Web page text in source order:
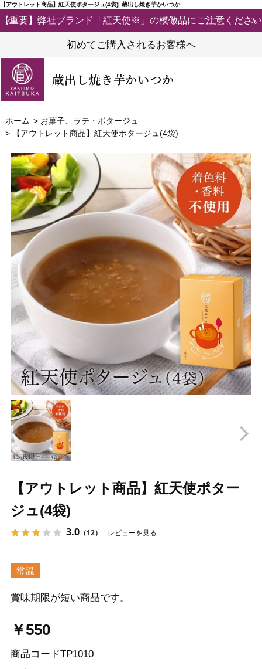
【アウトレット商品】紅天使ポタージュ(4袋)| 蔵出し焼き芋かいつか
【重要】弊社ブランド「紅天使※」の模倣品にご注意ください
初めてご購入されるお客様へ
蔵出し焼き芋かいつか
ホーム > お菓子、ラテ・ポタージュ
>
【アウトレット商品】紅天使ポタージュ(4袋)
Prev
【アウトレット商品】紅天使ポター
ジュ(4袋)
3.0（12） レビューを見る
賞味期限が短い商品です。
￥550
商品コードTP1010